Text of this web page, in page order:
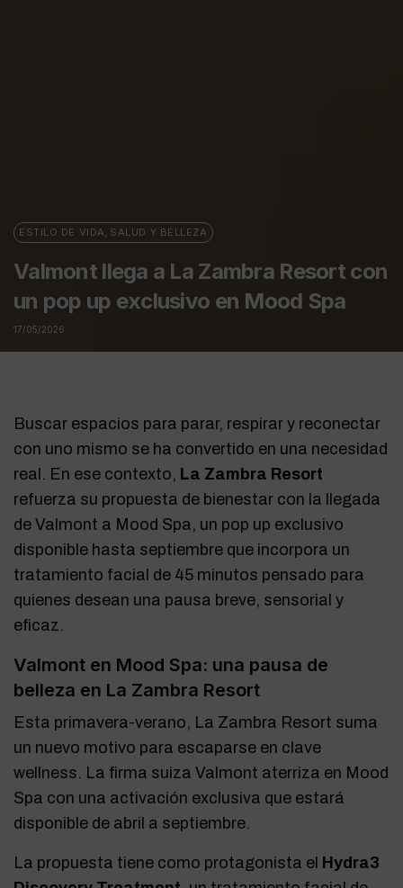
ESTILO DE VIDA , SALUD Y BELLEZA
Valmont llega a La Zambra Resort con
un pop up exclusivo en Mood Spa
17/05/2026
Buscar espacios para parar, respirar y reconectar
con uno mismo se ha convertido en una necesidad
real. En ese contexto, La Zambra Resort
refuerza su propuesta de bienestar con la llegada
de Valmont a Mood Spa, un pop up exclusivo
disponible hasta septiembre que incorpora un
tratamiento facial de 45 minutos pensado para
quienes desean una pausa breve, sensorial y
eficaz.
Valmont en Mood Spa: una pausa de
belleza en La Zambra Resort
Esta primavera-verano, La Zambra Resort suma
un nuevo motivo para escaparse en clave
wellness. La firma suiza Valmont aterriza en Mood
Spa con una activación exclusiva que estará
disponible de abril a septiembre.
La propuesta tiene como protagonista el Hydra3